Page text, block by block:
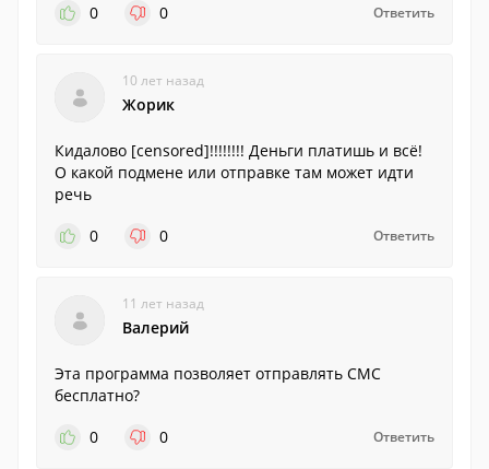
0
0 Ответить
10 лет назад
Жорик
Кидалово [censored]!!!!!!!! Деньги платишь и всё!
О какой подмене или отправке там может идти
речь
0
0 Ответить
11 лет назад
Валерий
Эта программа позволяет отправлять СМС
бесплатно?
0
0 Ответить